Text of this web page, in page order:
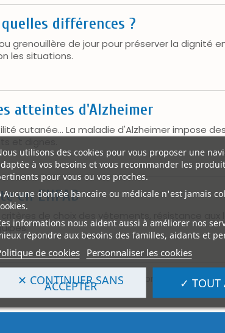
différences ?
grenouillère de jour pour préserver la dignité
les situations.
atteintes d'Alzheimer
cutanée... La maladie d'Alzheimer impose
et dignes.
en EHPAD
de choix des vêtements, résistance
ou àinfo@amibis.frpour vous conseiller.
utilisons des cookies pour vous proposer une
à vos besoins et vous recommander les
pour vous ou vos proches.
Aucune donnée bancaire ou médicale n'est jamais
informations nous aident aussi à améliorer nos
répondre aux besoins des familles, aidants et
de cookies Personnaliser les cookies
✕ CONTINUER SANS
ACCEPTER ✓